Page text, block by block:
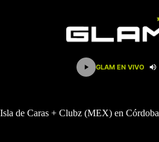
GLAM EN VIVO
Isla de Caras + Clubz (MEX) en Córdoba